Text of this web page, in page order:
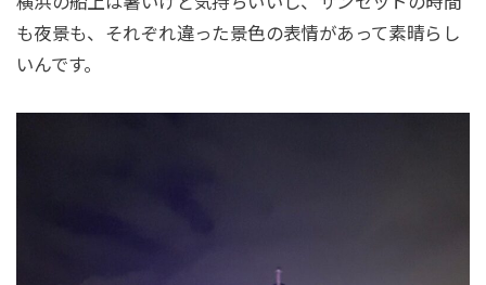
も夜景も、それぞれ違った景色の表情があって素晴らし
いんです。